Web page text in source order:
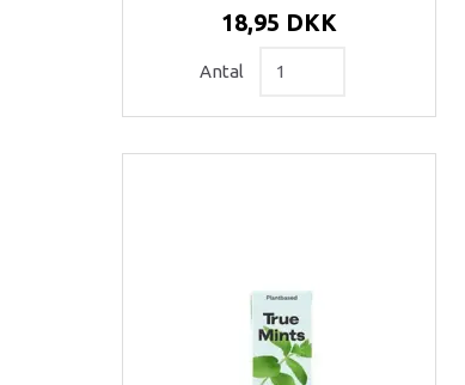
18,95 DKK
Antal